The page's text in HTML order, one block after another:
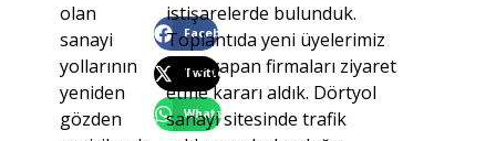
olan
sanayi
yollarının
yeniden
gözden
Facebook
Twitter
WhatsApp
istişarelerde bulunduk.
Toplantıda yeni üyelerimiz
açılış yapan firmaları ziyaret
etme kararı aldık. Dörtyol
sanayi sitesinde trafik